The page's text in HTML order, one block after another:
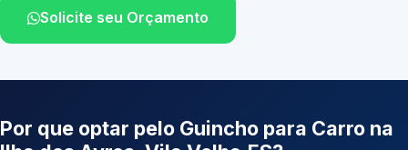
Solicite seu Orçamento
Por que optar pelo Guincho para Carro na